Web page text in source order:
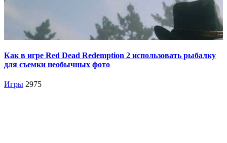
Как в игре Red Dead Redemption 2 использовать рыбалку
для съемки необычных фото
Игры 2975